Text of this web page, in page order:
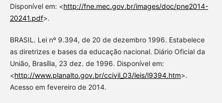
Disponível em: <http://fne.mec.gov.br/images/doc/pne2014-
20241.pdf>.
BRASIL. Lei nº 9.394, de 20 de dezembro 1996. Estabelece
as diretrizes e bases da educação nacional. Diário Oficial da
União, Brasília, 23 dez. de 1996. Disponível em:
<http://www.planalto.gov.br/ccivil_03/leis/l9394.htm>.
Acesso em fevereiro de 2014.